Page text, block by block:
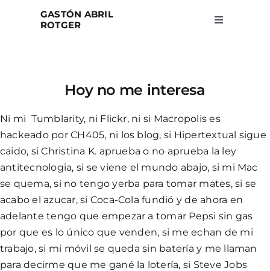
GASTÓN ABRIL
ROTGER
Toggle
Blog
About
Search
for:
Hoy no me interesa
Ni mi Tumblarity, ni Flickr, ni si Macropolis es
hackeado por CH405, ni los blog, si Hipertextual sigue
caido, si Christina K. aprueba o no aprueba la ley
antitecnologia, si se viene el mundo abajo, si mi Mac
se quema, si no tengo yerba para tomar mates, si se
acabo el azucar, si Coca-Cola fundió y de ahora en
adelante tengo que empezar a tomar Pepsi sin gas
por que es lo único que venden, si me echan de mi
trabajo, si mi móvil se queda sin batería y me llaman
para decirme que me gané la lotería, si Steve Jobs